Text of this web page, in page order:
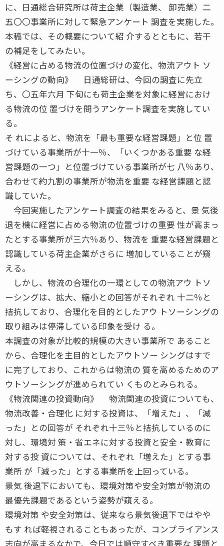
に、日通総合研究所は荷主企業（製造業、 卸売業）二
五〇〇事業所に対して緊急アンケート 調査を実施した。
本稿では、その概要について紹 介するとともに、若干
の補足をしてみたい。
《経営に占める物流の位置づけの変化、物流アウト ソ
ーシングの動向》 日通総研は、今回の調査に先立
ち、〇五年六月 下旬にも荷主企業を対象に経営におけ
る物流の位 置づけを問うアンケート調査を実施してい
る。
そ れによると、物流を「最も重要な経営課題」と位 置
づけている事業所が十一％、「いくつかある重要 な経
営課題の一つ」と位置づけている事業所が七 八％あり、
合わせて約九割の事業所が物流を重要 な経営課題と認
識していた。
今回実施したアンケート調査の結果をみると、景 気後
退を機に経営に占める物流の位置づけの重要 性が高まっ
たとする事業所が三六％あり、物流を 重要な経営課題と
認識している荷主企業がさらに 増加していることが窺
える。
しかし、物流の合理化の一環としての物流アウ トソ
ーシングは、拡大、縮小との回答がそれぞれ 十二％と
拮抗しており、合理化を目的としたアウ トソーシングの
取り組みは停滞している印象を受け る。
本調査の対象が比較的規模の大きい事業所で あること
から、合理化を主目的としたアウトソー シングはすで
に完了しており、これからは物流の 質を高めるためのア
ウトソーシングが進められてい くものとみられる。
《物流関連の投資動向》 物流関連の投資についても、
物流改善・合理化 に対する投資は、「増えた」、「減
った」との回答が それぞれ十三％と拮抗しているのに
対し、環境対 策・省エネに対する投資と安全・教育に
対する投 資については、それぞれ「増えた」とする事
業所 が「減った」とする事業所を上回っている。
景気 後退下においても、環境対策や安全対策が物流の
最優先課題であるという姿勢が窺える。
環境対策 や安全対策は、従来なら景気後退下ではやや
もす れば軽視されることもあったが、コンプライアンス
志向が高まるなかで、今日では順守すべき重要な 課題と